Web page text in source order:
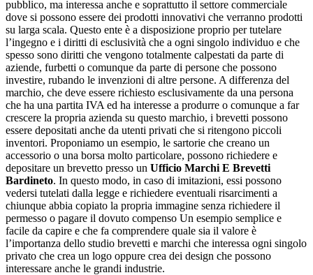
pubblico, ma interessa anche e soprattutto il settore commerciale
dove si possono essere dei prodotti innovativi che verranno prodotti
su larga scala. Questo ente è a disposizione proprio per tutelare
l’ingegno e i diritti di esclusività che a ogni singolo individuo e che
spesso sono diritti che vengono totalmente calpestati da parte di
aziende, furbetti o comunque da parte di persone che possono
investire, rubando le invenzioni di altre persone. A differenza del
marchio, che deve essere richiesto esclusivamente da una persona
che ha una partita IVA ed ha interesse a produrre o comunque a far
crescere la propria azienda su questo marchio, i brevetti possono
essere depositati anche da utenti privati che si ritengono piccoli
inventori. Proponiamo un esempio, le sartorie che creano un
accessorio o una borsa molto particolare, possono richiedere e
depositare un brevetto presso un Ufficio Marchi E Brevetti
Bardineto. In questo modo, in caso di imitazioni, essi possono
vedersi tutelati dalla legge e richiedere eventuali risarcimenti a
chiunque abbia copiato la propria immagine senza richiedere il
permesso o pagare il dovuto compenso Un esempio semplice e
facile da capire e che fa comprendere quale sia il valore è
l’importanza dello studio brevetti e marchi che interessa ogni singolo
privato che crea un logo oppure crea dei design che possono
interessare anche le grandi industrie.